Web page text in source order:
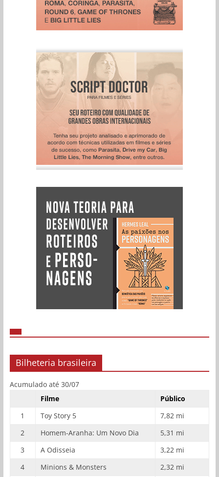
Bilheteria brasileira
Acumulado até 30/07
Filme
Público
1
Toy Story 5
7,82 mi
2
Homem-Aranha: Um Novo Dia
5,31 mi
3
A Odisseia
3,22 mi
4
Minions & Monsters
2,32 mi